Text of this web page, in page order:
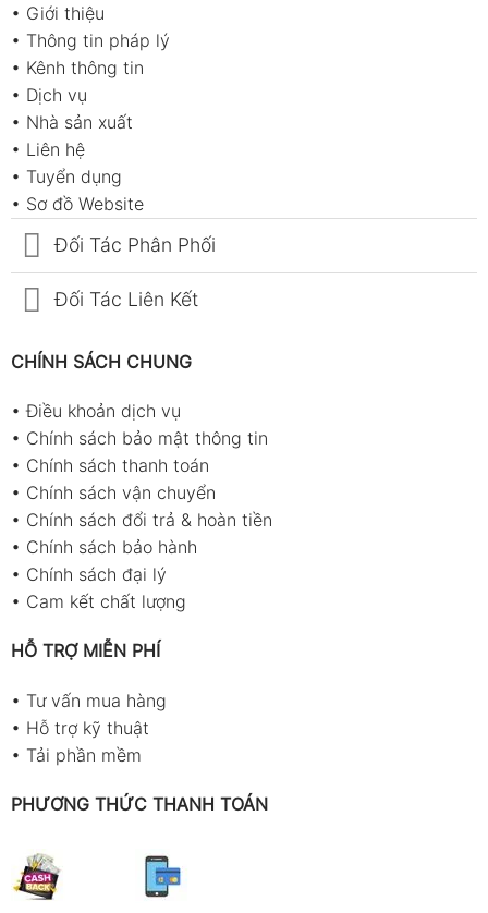
• Giới thiệu
• Thông tin pháp lý
• Kênh thông tin
• Dịch vụ
• Nhà sản xuất
• Liên hệ
• Tuyển dụng
• Sơ đồ Website
Đối Tác Phân Phối
Đối Tác Liên Kết
CHÍNH SÁCH CHUNG
•Điều khoản dịch vụ
• Chính sách bảo mật thông tin
• Chính sách thanh toán
• Chính sách vận chuyển
• Chính sách đổi trả & hoàn tiền
• Chính sách bảo hành
• Chính sách đại lý
• Cam kết chất lượng
HỖ TRỢ MIỄN PHÍ
• Tư vấn mua hàng
• Hỗ trợ kỹ thuật
• Tải phần mềm
PHƯƠNG THỨC THANH TOÁN